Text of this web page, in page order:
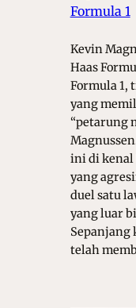
Formula 1
Kevin
Haas
Formula 1,
yang
“petarung
ini di kenal
yang
duel satu
yang luar
Sepanjang
telah